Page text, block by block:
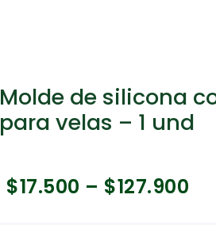
Molde de silicona
para velas – 1 und
$17.500 – $127.900